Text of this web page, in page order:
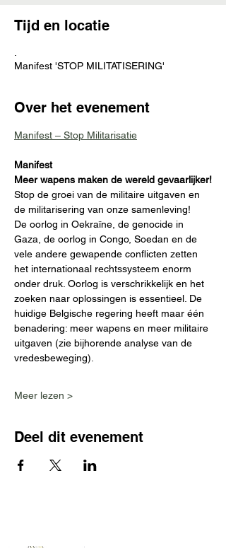
Tijd en locatie
Manifest 'STOP MILITATISERING'
Over het evenement
Manifest – Stop Militarisatie
Manifest
Meer wapens maken de wereld gevaarlijker!
Stop de groei van de militaire uitgaven en
de militarisering van onze samenleving!
De oorlog in Oekraïne, de genocide in
Gaza, de oorlog in Congo, Soedan en de
vele andere gewapende conflicten zetten
het internationaal rechtssysteem enorm
onder druk. Oorlog is verschrikkelijk en het
zoeken naar oplossingen is essentieel. De
huidige Belgische regering heeft maar één
benadering: meer wapens en meer militaire
uitgaven (zie bijhorende analyse van de
vredesbeweging).
Meer lezen >
Deel dit evenement